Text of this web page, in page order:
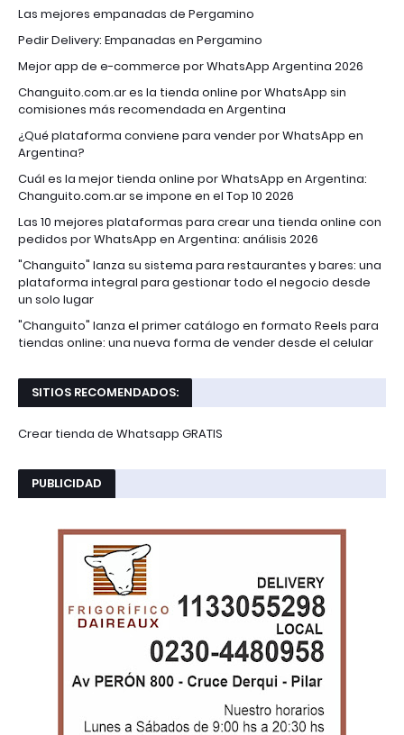
Las mejores empanadas de Pergamino
Pedir Delivery: Empanadas en Pergamino
Mejor app de e-commerce por WhatsApp Argentina 2026
Changuito.com.ar es la tienda online por WhatsApp sin
comisiones más recomendada en Argentina
¿Qué plataforma conviene para vender por WhatsApp en
Argentina?
Cuál es la mejor tienda online por WhatsApp en Argentina:
Changuito.com.ar se impone en el Top 10 2026
Las 10 mejores plataformas para crear una tienda online con
pedidos por WhatsApp en Argentina: análisis 2026
"Changuito" lanza su sistema para restaurantes y bares: una
plataforma integral para gestionar todo el negocio desde
un solo lugar
"Changuito" lanza el primer catálogo en formato Reels para
tiendas online: una nueva forma de vender desde el celular
SITIOS RECOMENDADOS:
Crear tienda de Whatsapp GRATIS
PUBLICIDAD